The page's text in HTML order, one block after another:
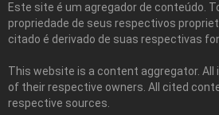
Este site é um agregador de conteúdo.
propriedade de seus respectivos
citado é derivado de suas respectivas
This website is a content aggregator.
of their respective owners. All cited
respective sources.